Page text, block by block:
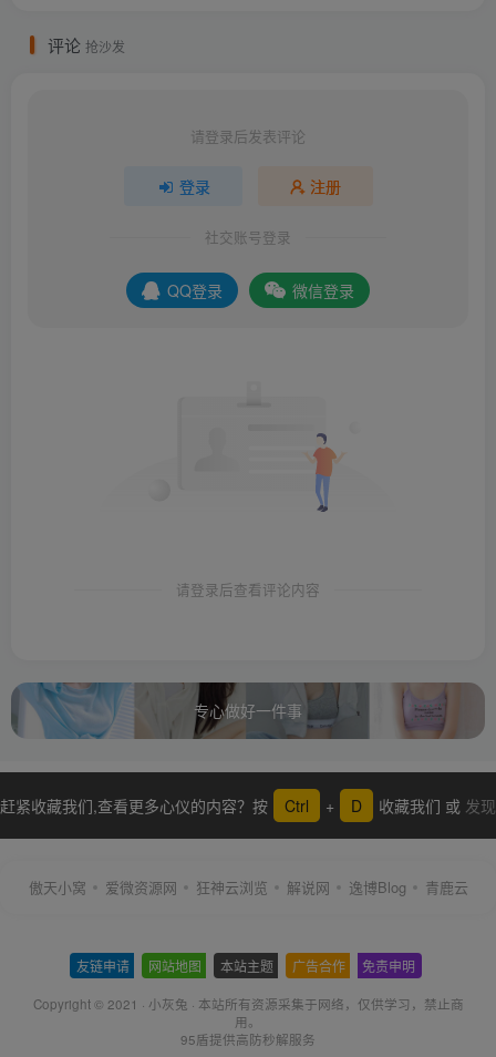
评论 抢沙发
请登录后发表评论
登录 注册
社交账号登录
QQ登录 微信登录
请登录后查看评论内容
专心做好一件事
赶紧收藏我们,查看更多心仪的内容？按 Ctrl + D 收藏我们 或 发现
傲天小窝 爱微资源网 狂神云浏览 解说网 逸博Blog 青鹿云
友链申请 网站地图 本站主题 广告合作 免责申明
Copyright © 2021 · 小灰兔 · 本站所有资源采集于网络，仅供学习，禁止商
用。
95盾提供高防秒解服务